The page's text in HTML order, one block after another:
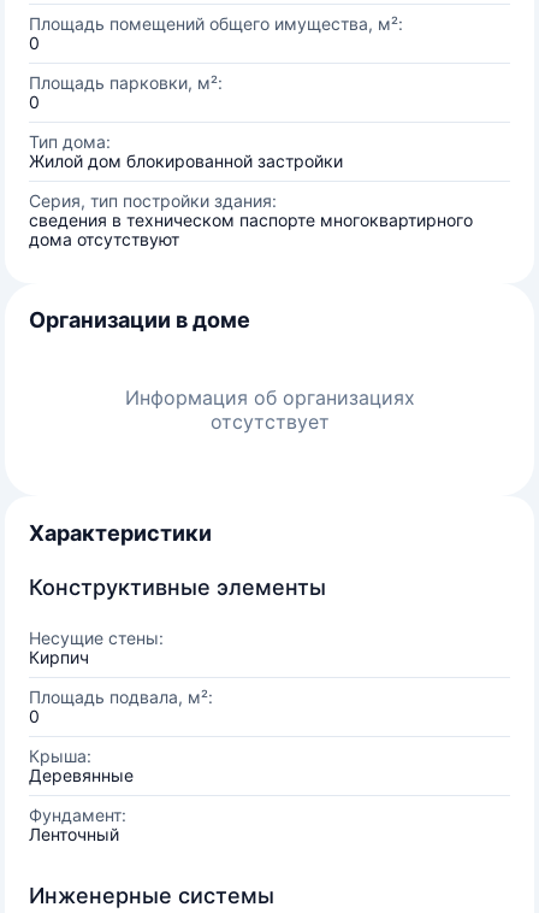
Площадь помещений общего имущества, м²:
0
Площадь парковки, м²:
0
Тип дома:
Жилой дом блокированной застройки
Серия, тип постройки здания:
сведения в техническом паспорте многоквартирного
дома отсутствуют
Организации в доме
Информация об организациях
отсутствует
Характеристики
Конструктивные элементы
Несущие стены:
Кирпич
Площадь подвала, м²:
0
Крыша:
Деревянные
Фундамент:
Ленточный
Инженерные системы